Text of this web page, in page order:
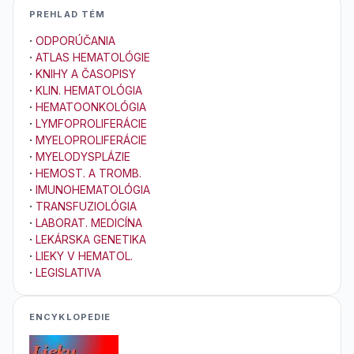
PREHLAD TÉM
· ODPORÚČANIA
· ATLAS HEMATOLÓGIE
· KNIHY A ČASOPISY
· KLIN. HEMATOLÓGIA
· HEMATOONKOLÓGIA
· LYMFOPROLIFERÁCIE
· MYELOPROLIFERÁCIE
· MYELODYSPLÁZIE
· HEMOST. A TROMB.
· IMUNOHEMATOLÓGIA
· TRANSFUZIOLÓGIA
· LABORAT. MEDICÍNA
· LEKÁRSKA GENETIKA
· LIEKY V HEMATOL.
· LEGISLATIVA
ENCYKLOPEDIE